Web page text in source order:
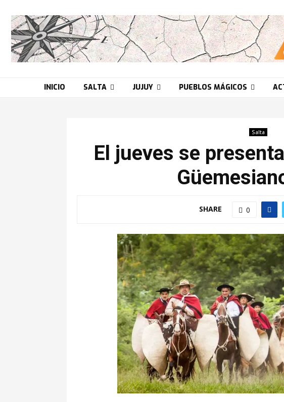
INICIO SALTA JUJUY PUEBLOS MÁGICOS
Salta
El jueves se
SHARE 0